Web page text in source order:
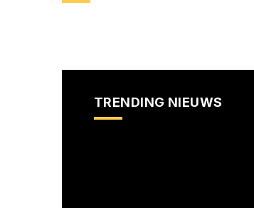
TRENDING NIEUWS